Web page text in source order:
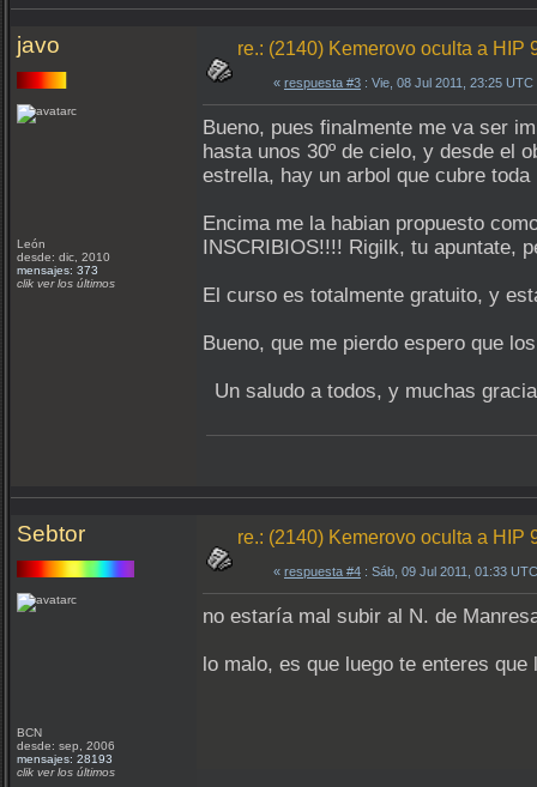
javo
León
desde: dic, 2010
mensajes: 373
clik ver los últimos
re.: (2140) Kemerovo oculta a HIP
« respuesta #3 : Vie, 08 Jul 2011, 23:25 UTC
Bueno, pues finalmente me va ser
hasta unos 30º de cielo, y desde el
estrella, hay un arbol que cubre
Encima me la habian propuesto
INSCRIBIOS!!!! Rigilk, tu apuntate,
El curso es totalmente gratuito, y
Bueno, que me pierdo espero que
Un saludo a todos, y muchas
Sebtor
BCN
desde: sep, 2006
mensajes: 28193
clik ver los últimos
re.: (2140) Kemerovo oculta a HIP
« respuesta #4 : Sáb, 09 Jul 2011, 01:33
no estaría mal subir al N. de
lo malo, es que luego te enteres